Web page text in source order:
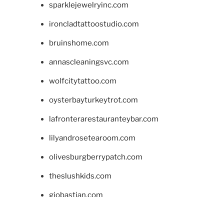
sparklejewelryinc.com
ironcladtattoostudio.com
bruinshome.com
annascleaningsvc.com
wolfcitytattoo.com
oysterbayturkeytrot.com
lafronterarestauranteybar.com
lilyandrosetearoom.com
olivesburgberrypatch.com
theslushkids.com
giobastian.com